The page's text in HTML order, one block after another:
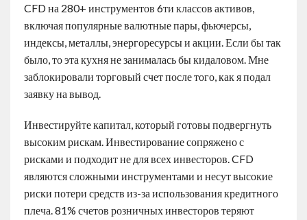
CFD на 280+ инструментов 6ти классов активов,
включая популярные валютные пары, фьючерсы,
индексы, металлы, энергоресурсы и акции. Если бы так
было, то эта кухня не занималась бы кидаловом. Мне
заблокировали торговый счет после того, как я подал
заявку на вывод.
Инвестируйте капитал, который готовы подвергнуть
высоким рискам. Инвестирование сопряжено с
рисками и подходит не для всех инвесторов. CFD
являются сложными инструментами и несут высокие
риски потери средств из-за использования кредитного
плеча. 81% счетов розничных инвесторов теряют